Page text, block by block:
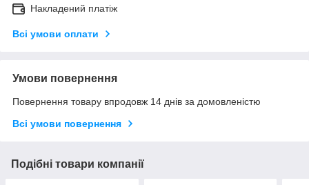
Накладений платіж
Всі умови оплати
Умови повернення
Повернення товару впродовж 14 днів за домовленістю
Всі умови повернення
Подібні товари компанії